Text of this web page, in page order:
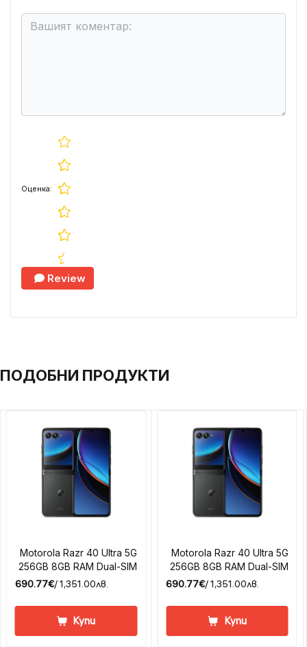
Оценка:
Review
ПОДОБНИ ПРОДУКТИ
Motorola Razr 40 Ultra 5G
256GB 8GB RAM Dual-SIM
690.77€/ 1,351.00лв.
Купи
Motorola Razr 40 Ultra 5G
256GB 8GB RAM Dual-SIM
690.77€/ 1,351.00лв.
Купи